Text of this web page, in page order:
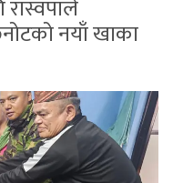
रास्वपाले
नयाँ खाका